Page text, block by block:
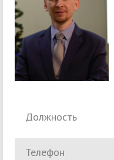
Должность
Телефон